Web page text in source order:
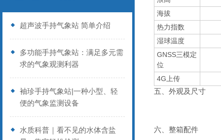
超声波手持气象站 简单介绍
多功能手持气象站：满足多元需
求的气象观测利器
袖珍手持气象站|一种小型、轻
便的气象监测设备
水质科普｜看不见的水体含盐
海拔
热力指数
湿球温度
GNSS三模定
位
4G上传
五、外观及尺寸
六、整箱配件